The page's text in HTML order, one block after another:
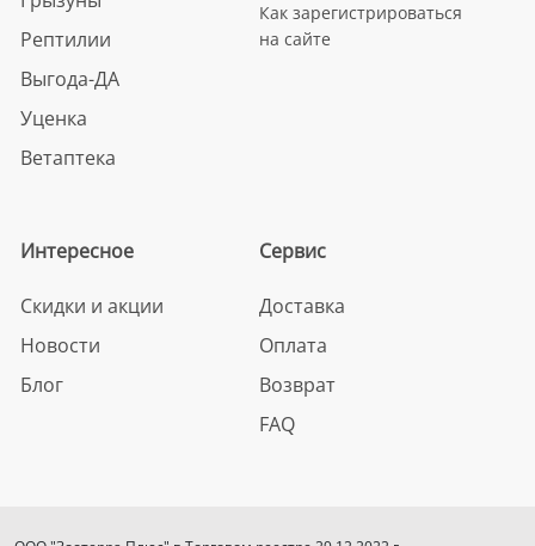
Рептилии
Выгода-ДА
Уценка
Ветаптека
Как зарегистрироваться
на сайте
Интересное
Скидки и акции
Новости
Блог
Сервис
Доставка
Оплата
Возврат
FAQ